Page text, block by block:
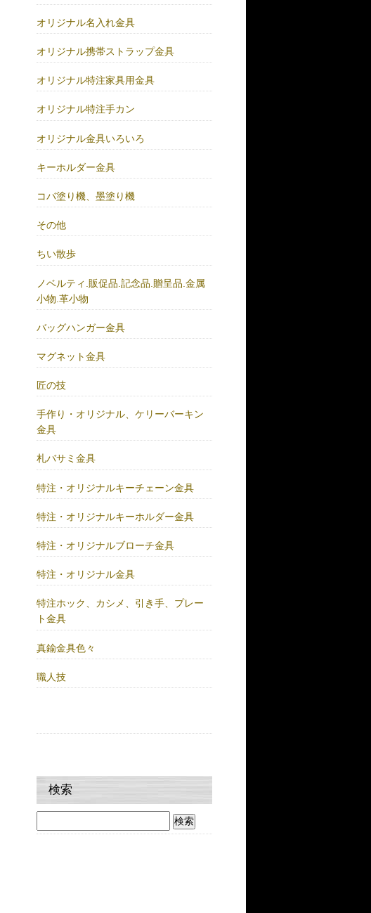
オリジナル名入れ金具
オリジナル携帯ストラップ金具
オリジナル特注家具用金具
オリジナル特注手カン
オリジナル金具いろいろ
キーホルダー金具
コバ塗り機、墨塗り機
その他
ちい散歩
ノベルティ.販促品.記念品.贈呈品.金属
小物.革小物
バッグハンガー金具
マグネット金具
匠の技
手作り・オリジナル、ケリーバーキン
金具
札バサミ金具
特注・オリジナルキーチェーン金具
特注・オリジナルキーホルダー金具
特注・オリジナルブローチ金具
特注・オリジナル金具
特注ホック、カシメ、引き手、プレー
ト金具
真鍮金具色々
職人技
検索
索: